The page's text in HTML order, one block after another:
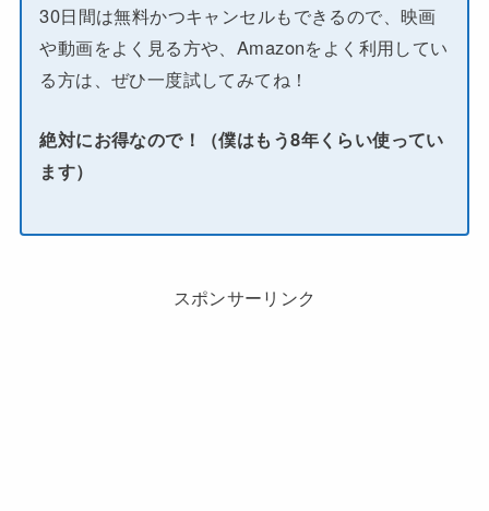
30日間は無料かつキャンセルもできるので、映画
や動画をよく見る方や、Amazonをよく利用してい
る方は、ぜひ一度試してみてね！
絶対にお得なので！（僕はもう8年くらい使ってい
ます）
スポンサーリンク